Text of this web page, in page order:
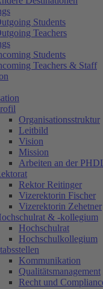
Students
Teachers
Students
Teachers & Staff
Organisationsstruktur
Leitbild
Vision
Mission
Arbeiten an der
Rektor Reitinger
Vizerektorin Fischer
Vizerektorin Zehetner
& -kollegium
Hochschulrat
Hochschulkollegium
Kommunikation
Qualitätsmanagement
Recht und